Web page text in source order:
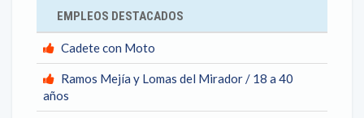
EMPLEOS DESTACADOS
Cadete con Moto
Ramos Mejía y Lomas del Mirador / 18 a 40
años